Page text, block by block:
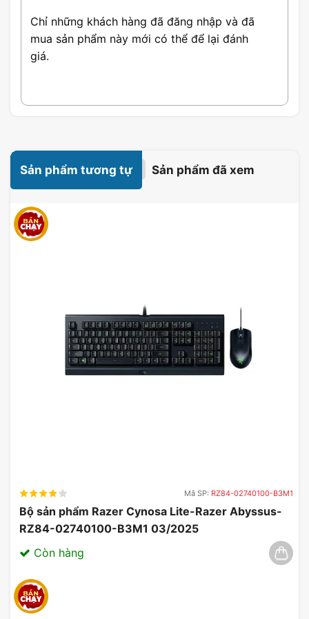
Thiết kế phím bấm nảy, mang đến trải nghiệm gõ
nhẹ nhàng
Điểm cộng vượt trội của dòng bàn phím Rapoo
V500 Pro 104 Multi Mode chính là độ nảy tốt và
phản hồi cực tốt khi gõ phím. Điều này sẽ giúp bạn
Hơn nữa, hệ thống bo mạch và công tắc của bàn
phím được hãng trau chuốt vô cùng tỉ mỉ. Bạn
hoàn toàn có thể yên tâm khi sử dụng dù chẳng
may có đổ nước lên thì vẫn sẽ an toàn.
Chỉ những khách hàng đã đăng nhập và đã
mua sản phẩm này mới có thể để lại đánh
giá.
Sản phẩm tương tự Sản phẩm đã xem
Mã SP: RZ84-02740100-B3M1
Bộ sản phẩm Razer Cynosa Lite-Razer Abyssus-
RZ84-02740100-B3M1 03/2025
Còn hàng